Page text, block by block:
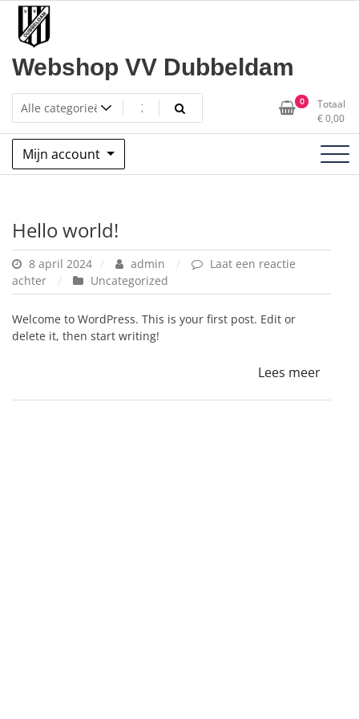
inhoud
Webshop VV Dubbeldam
0
Totaal
€0,00
Mijn account
Hello world!
8 april 2024 admin
Laat een reactie
achter
op
Hello
world!
Uncategorized
Welcome to WordPress. This is your first post. Edit or
delete it, then start writing!
Lees meer